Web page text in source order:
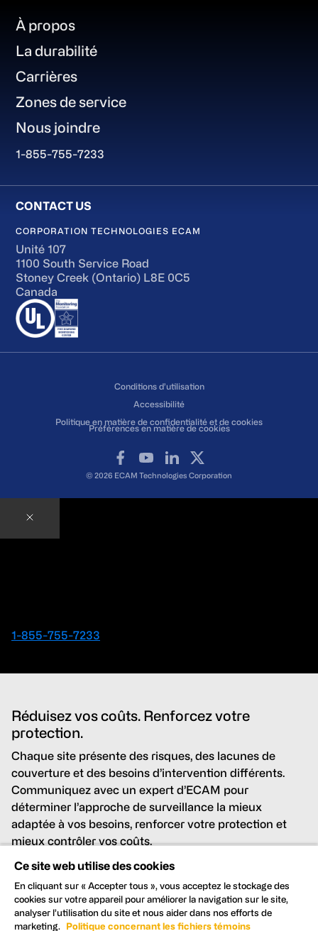
Footer
À propos
La durabilité
Carrières
Zones de service
Nous joindre
1-855-755-7233
CORPORATION TECHNOLOGIES ECAM
Unité 107
1100 South Service Road
Stoney Creek (Ontario) L8E 0C5
Canada
© 2026 ECAM Technologies Corporation
Conditions d’utilisation
Accessibilité
Politique en matière de confidentialité et de cookies
Préférences en matière de cookies
FacebookYouTubeLinkedIn
X
Réduisez vos coûts. Renforcez votre
protection.
Chaque site présente des risques, des lacunes de
couverture et des besoins d’intervention différents.
Communiquez avec un expert d’ECAM pour
déterminer l’approche de surveillance la mieux
adaptée à vos besoins, renforcer votre protection et
mieux contrôler vos coûts.
Réduisez vos coûts tout en améliorant votre
protection
Détectez et dissuadez les menaces en temps réel
1-855-755-7233
Ce site web utilise des cookies
En cliquant sur « Accepter tous », vous acceptez le stockage des
cookies sur votre appareil pour améliorer la navigation sur le site,
analyser l’utilisation du site et nous aider dans nos efforts de
marketing.
Politique concernant les fichiers témoins